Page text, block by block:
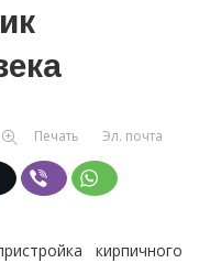
Печать Эл. почта
кирпичного